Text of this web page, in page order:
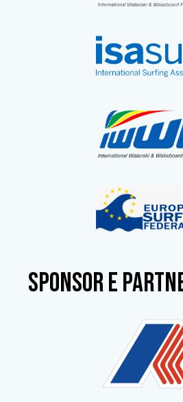
SPONSOR e